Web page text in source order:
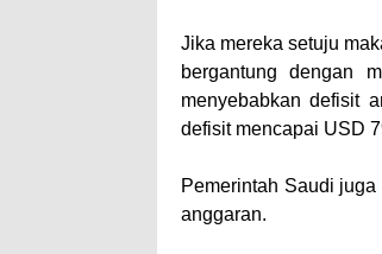
Jika mereka setuju
bergantung dengan
menyebabkan defisit
defisit mencapai USD
Pemerintah Saudi
anggaran.